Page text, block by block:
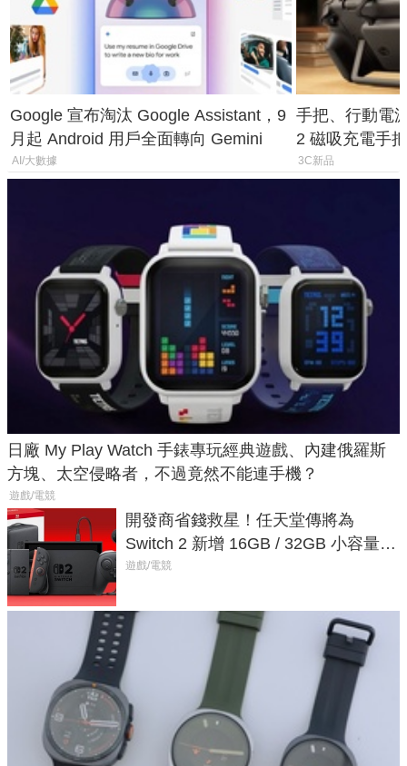
Google 宣布淘汰 Google Assistant，9
月起 Android 用戶全面轉向 Gemini
AI/大數據
手把、行動電
2 磁吸充電手
倍
3C新品
日廠 My Play Watch 手錶專玩經典遊戲、內建俄羅斯
方塊、太空侵略者，不過竟然不能連手機？
遊戲/電競
開發商省錢救星！任天堂傳將為
Switch 2 新增 16GB / 32GB 小容量遊
戲卡的選擇
遊戲/電競